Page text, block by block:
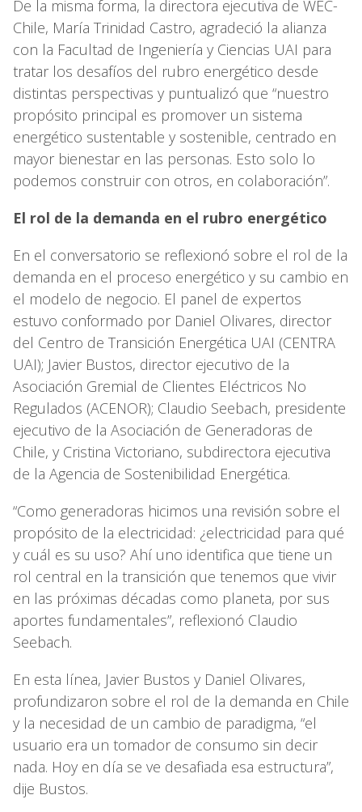
De la misma forma, la directora ejecutiva de WEC-
Chile, María Trinidad Castro, agradeció la alianza
con la Facultad de Ingeniería y Ciencias UAI para
tratar los desafíos del rubro energético desde
distintas perspectivas y puntualizó que “nuestro
propósito principal es promover un sistema
energético sustentable y sostenible, centrado en
mayor bienestar en las personas. Esto solo lo
podemos construir con otros, en colaboración”.
El rol de la demanda en el rubro energético
En el conversatorio se reflexionó sobre el rol de la
demanda en el proceso energético y su cambio en
el modelo de negocio. El panel de expertos
estuvo conformado por Daniel Olivares, director
del Centro de Transición Energética UAI (CENTRA
UAI); Javier Bustos, director ejecutivo de la
Asociación Gremial de Clientes Eléctricos No
Regulados (ACENOR); Claudio Seebach, presidente
ejecutivo de la Asociación de Generadoras de
Chile, y Cristina Victoriano, subdirectora ejecutiva
de la Agencia de Sostenibilidad Energética.
“Como generadoras hicimos una revisión sobre el
propósito de la electricidad: ¿electricidad para qué
y cuál es su uso? Ahí uno identifica que tiene un
rol central en la transición que tenemos que vivir
en las próximas décadas como planeta, por sus
aportes fundamentales”, reflexionó Claudio
Seebach.
En esta línea, Javier Bustos y Daniel Olivares,
profundizaron sobre el rol de la demanda en Chile
y la necesidad de un cambio de paradigma, “el
usuario era un tomador de consumo sin decir
nada. Hoy en día se ve desafiada esa estructura”,
dije Bustos.